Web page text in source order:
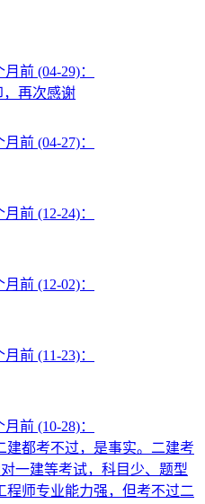
月前 (04-29)：
再次感谢
月前 (04-27)：
月前 (12-24)：
月前 (12-02)：
月前 (11-23)：
月前 (10-28)：
建都考不过，是事实。二建考
一建等考试，科目少、题型
程师专业能力强，但考不过二